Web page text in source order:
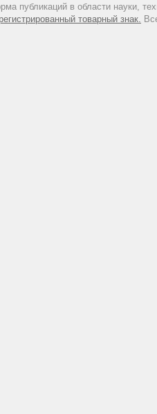
публикаций в области науки,
товарный знак.